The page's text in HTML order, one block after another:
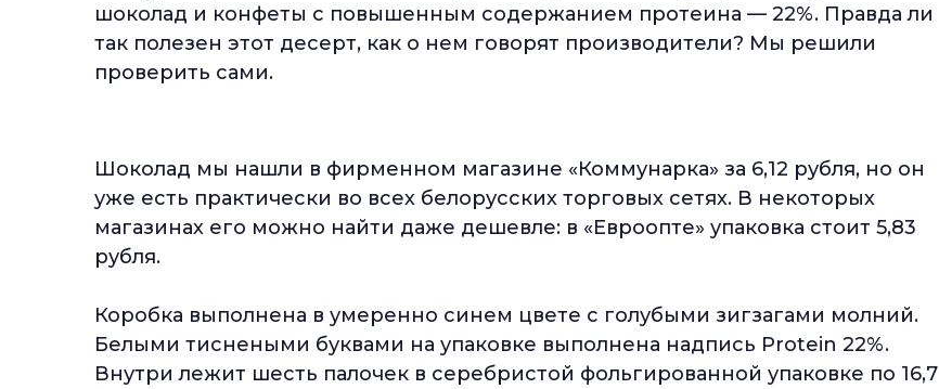
шоколад и конфеты с повышенным содержанием протеина — 22%. Правда ли
так полезен этот десерт, как о нем говорят производители? Мы решили
проверить сами.
Шоколад мы нашли в фирменном магазине «Коммунарка» за 6,12 рубля, но он
уже есть практически во всех белорусских торговых сетях. В некоторых
магазинах его можно найти даже дешевле: в «Евроопте» упаковка стоит 5,83
рубля.
Коробка выполнена в умеренно синем цвете с голубыми зигзагами молний.
Белыми тиснеными буквами на упаковке выполнена надпись Protein 22%.
Внутри лежит шесть палочек в серебристой фольгированной упаковке по 16,7